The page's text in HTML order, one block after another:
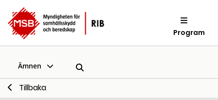
Program
Ämnen
Tillbaka